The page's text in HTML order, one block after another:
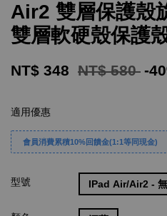
Air2 雙層保護殼
雙層軟硬殼保護
NT$ 348 NT$ 580 -
適用優惠
會員消費累積10%回饋金(1:1等同現金)
型號 IPad Air/Air2 -